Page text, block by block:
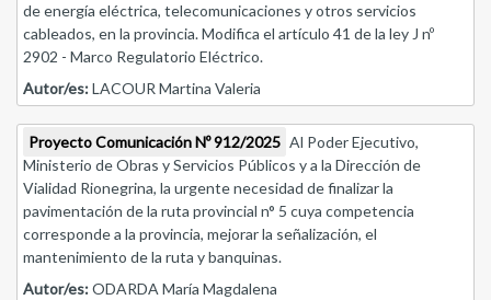
de energía eléctrica, telecomunicaciones y otros servicios
cableados, en la provincia. Modifica el artículo 41 de la ley J nº
2902 - Marco Regulatorio Eléctrico.
Autor/es:LACOUR Martina Valeria
Proyecto Comunicación Nº 912/2025 Al Poder Ejecutivo,
Ministerio de Obras y Servicios Públicos y a la Dirección de
Vialidad Rionegrina, la urgente necesidad de finalizar la
pavimentación de la ruta provincial n° 5 cuya competencia
corresponde a la provincia, mejorar la señalización, el
mantenimiento de la ruta y banquinas.
Autor/es:ODARDA María Magdalena